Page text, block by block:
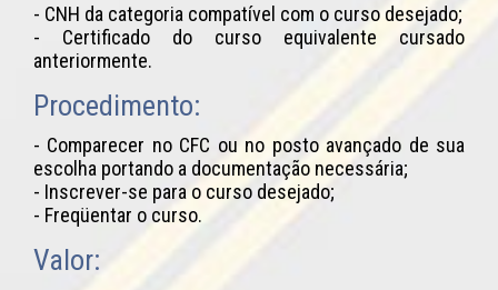
- CNH da categoria compatível com o curso desejado;
- Certificado do curso equivalente cursado
anteriormente.
Procedimento:
- Comparecer no CFC ou no posto avançado de sua
escolha portando a documentação necessária;
- Inscrever-se para o curso desejado;
- Freqüentar o curso.
Valor: